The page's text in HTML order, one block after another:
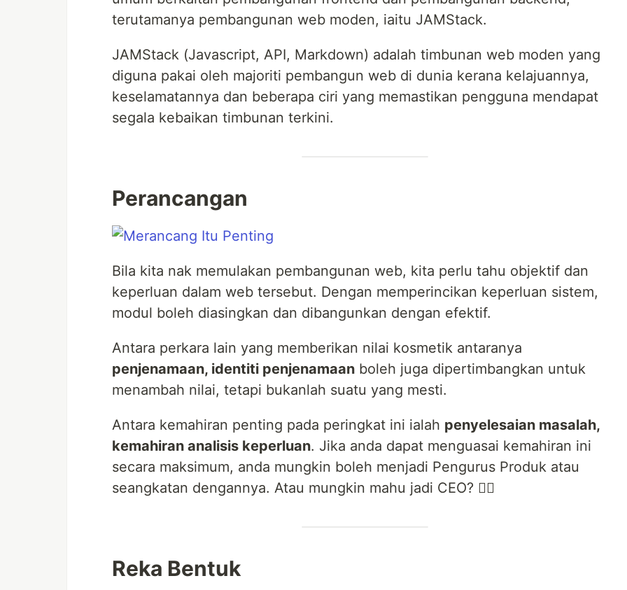
terutamanya pembangunan web moden, iaitu JAMStack.
JAMStack (Javascript, API, Markdown) adalah timbunan web moden yang
diguna pakai oleh majoriti pembangun web di dunia kerana kelajuannya,
keselamatannya dan beberapa ciri yang memastikan pengguna mendapat
segala kebaikan timbunan terkini.
Perancangan
Bila kita nak memulakan pembangunan web, kita perlu tahu objektif dan
keperluan dalam web tersebut. Dengan memperincikan keperluan sistem,
modul boleh diasingkan dan dibangunkan dengan efektif.
Antara perkara lain yang memberikan nilai kosmetik antaranya
penjenamaan, identiti penjenamaan boleh juga dipertimbangkan untuk
menambah nilai, tetapi bukanlah suatu yang mesti.
Antara kemahiran penting pada peringkat ini ialah penyelesaian masalah,
kemahiran analisis keperluan. Jika anda dapat menguasai kemahiran ini
secara maksimum, anda mungkin boleh menjadi Pengurus Produk atau
seangkatan dengannya. Atau mungkin mahu jadi CEO? 🤷‍♂️
Reka Bentuk